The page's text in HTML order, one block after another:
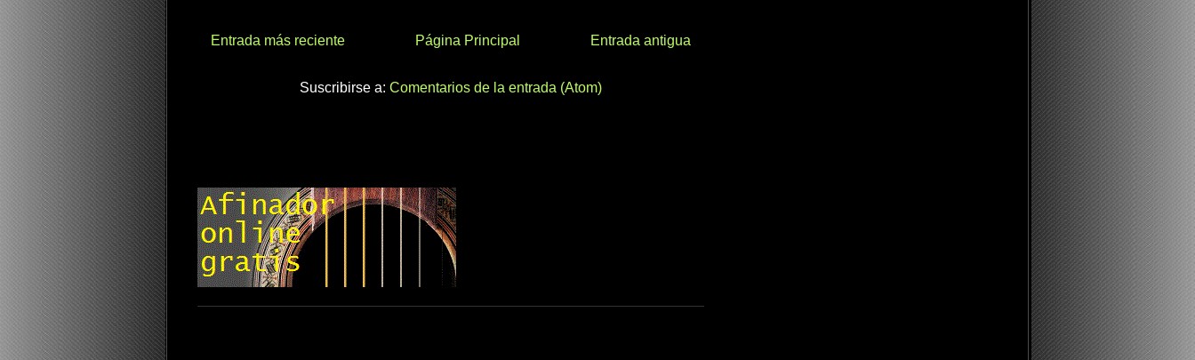
Entrada más reciente Entrada antigua
Página Principal
Suscribirse a: Comentarios de la entrada (Atom)